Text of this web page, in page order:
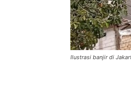
Ilustrasi banjir di